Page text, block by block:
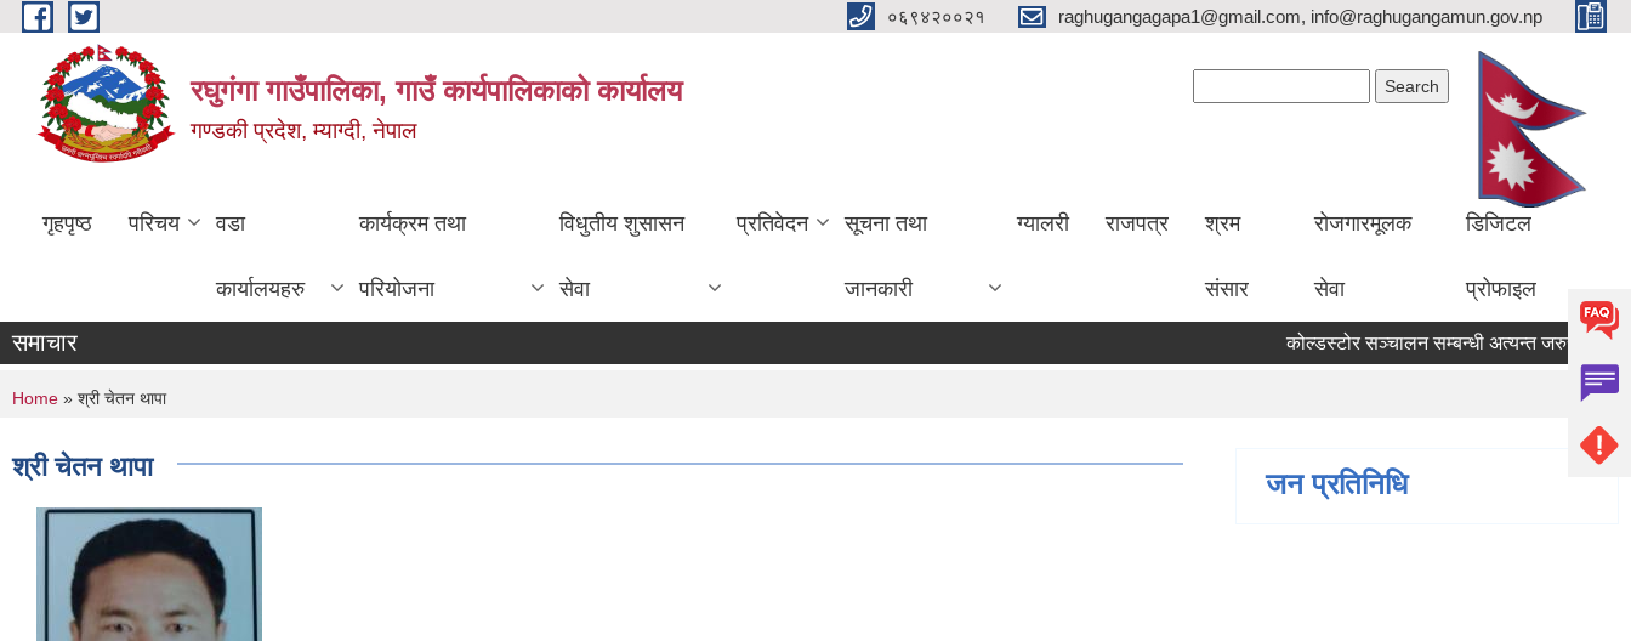
Skip to main content ०६९४२००२१ raghugangagapa1@gmail.com, info@raghugangamun.gov.np
रघुगंगा गाउँपालिका, गाउँ कार्यपालिकाको कार्यालय
गण्डकी प्रदेश, म्याग्दी, नेपाल
गृहपृष्ठ परिचय वडा
कार्यालयहरु
कार्यक्रम तथा
परियोजना
विधुतीय शुसासन
सेवा
प्रतिवेदन सूचना तथा
जानकारी
ग्यालरी राजपत्र श्रम
संसार
रोजगारमूलक
सेवा
डिजिटल
प्रोफाइल
समाचार कोल्डस्टोर सञ्चालन सम्बन्धी अत्यन्त जरुरी सूचना ।
You are here
Home » श्री चेतन थापा
श्री चेतन थापा
जन प्रतिनिधि